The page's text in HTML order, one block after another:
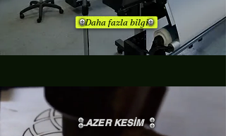
Daha fazla bilgi
LAZER KESİM